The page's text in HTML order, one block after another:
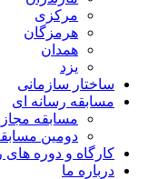
مرکزی
هرمزگان
همدان
یزد
ساختار سازمانی
مسابقه رسانه ای
مسابقه
دومین
کارگاه و دوره های
درباره ما